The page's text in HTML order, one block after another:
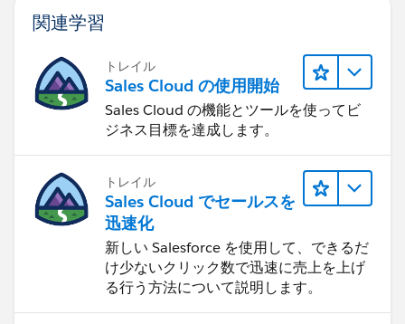
関連学習
トレイル
Sales Cloud の使用開始
Sales Cloud の機能とツールを使ってビ
ジネス目標を達成します。
トレイル
Sales Cloud でセールスを
迅速化
新しい Salesforce を使用して、できるだ
け少ないクリック数で迅速に売上を上げ
る行う方法について説明します。